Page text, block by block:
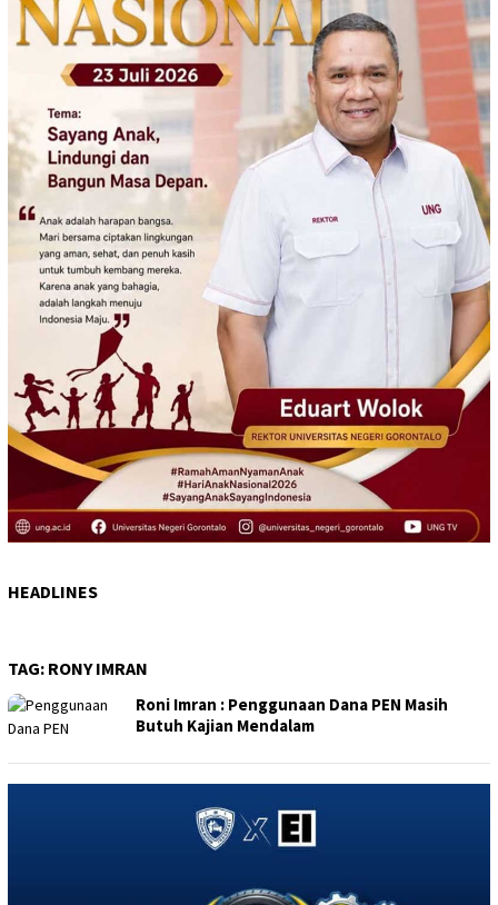
HEADLINES
TAG: RONY IMRAN
Roni Imran : Penggunaan Dana PEN Masih
Butuh Kajian Mendalam